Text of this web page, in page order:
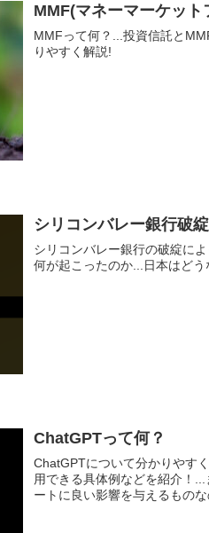
MMF(マネーマーケット
MMFって何？...投資信託と
りやすく解説!
シリコンバレー銀行破
シリコンバレー銀行の破綻に
何が起こったのか...日本はどう
ChatGPTって何？
ChatGPTについて分かりやす
用できる具体例などを紹介！
ートに良い影響を与えるもの